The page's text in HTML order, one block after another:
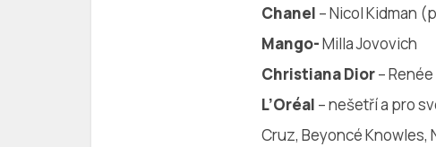
Chanel – Nicol Kidman
Mango-Milla Jovovich
Christiana Dior–
L’Oréal – nešetří a pro
Cruz, Beyoncé Knowles,